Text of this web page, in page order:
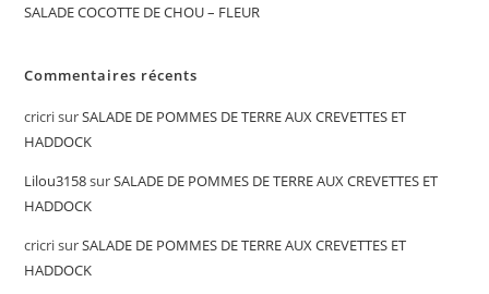
SALADE COCOTTE DE CHOU – FLEUR
Commentaires récents
cricrisurSALADE DE POMMES DE TERRE AUX CREVETTES ET
HADDOCK
Lilou3158surSALADE DE POMMES DE TERRE AUX CREVETTES ET
HADDOCK
cricrisurSALADE DE POMMES DE TERRE AUX CREVETTES ET
HADDOCK